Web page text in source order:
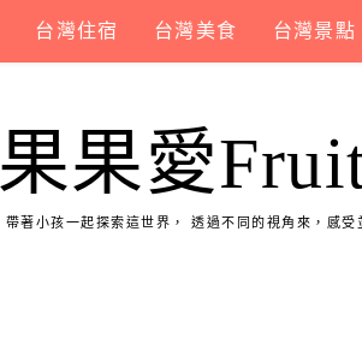
台灣住宿 台灣美食 台灣景點
果果愛
帶著小孩一起探索這世界， 透過不同的視角來，感受